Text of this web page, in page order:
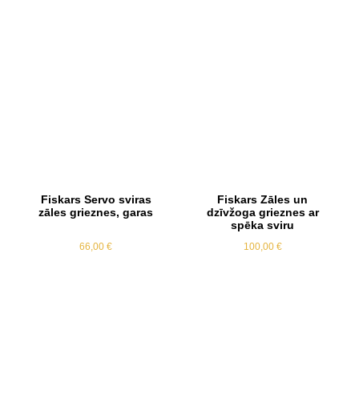
Fiskars Servo sviras
zāles grieznes, garas
66,00 €
Fiskars Zāles un
dzīvžoga grieznes ar
spēka sviru
100,00 €